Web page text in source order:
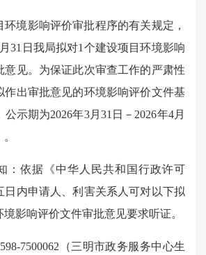
环境影响评价审批程序的有关规定，
31日我局拟对1个建设项目环境影响
意见。为保证此次审查工作的严肃性
作出审批意见的环境影响评价文件基
示期为2026年3月31日－2026年4月
：依据《中华人民共和国行政许可
日内申请人、利害关系人可对以下拟
影响评价文件审批意见要求听证。
7500062（三明市政务服务中心生